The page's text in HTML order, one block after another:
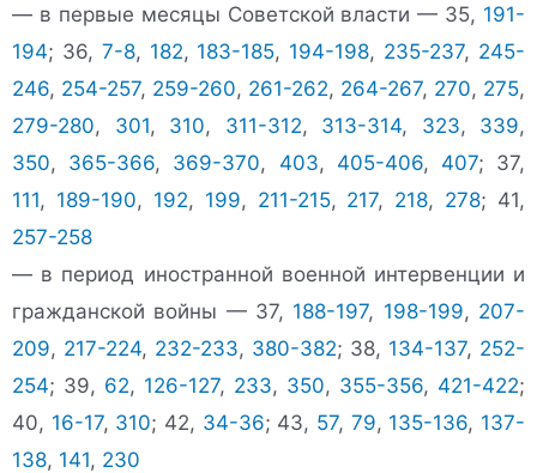
— в первые месяцы Советской власти — 35, 191-
194; 36, 7-8, 182, 183-185, 194-198, 235-237, 245-
246, 254-257, 259-260, 261-262, 264-267, 270, 275,
279-280, 301, 310, 311-312, 313-314, 323, 339,
350, 365-366, 369-370, 403, 405-406, 407; 37,
111, 189-190, 192, 199, 211-215, 217, 218, 278; 41,
257-258
— в период иностранной военной интервенции и
гражданской войны — 37, 188-197, 198-199, 207-
209, 217-224, 232-233, 380-382; 38, 134-137, 252-
254; 39, 62, 126-127, 233, 350, 355-356, 421-422;
40, 16-17, 310; 42, 34-36; 43, 57, 79, 135-136, 137-
138, 141, 230